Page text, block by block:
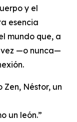
y el
esencia
mundo que, a
—o nunca—
Néstor, un
un león.”